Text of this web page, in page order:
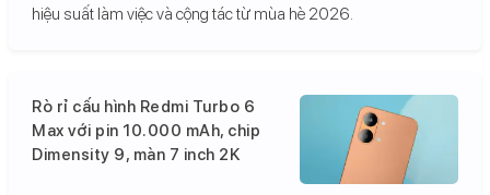
hiệu suất làm việc và cộng tác từ mùa hè 2026.
Rò rỉ cấu hình Redmi Turbo 6
Max với pin 10.000 mAh, chip
Dimensity 9, màn 7 inch 2K